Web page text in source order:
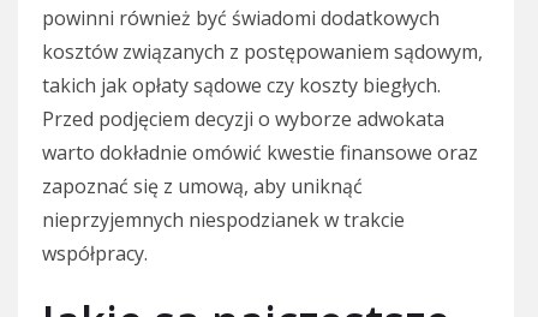
powinni również być świadomi dodatkowych
kosztów związanych z postępowaniem sądowym,
takich jak opłaty sądowe czy koszty biegłych.
Przed podjęciem decyzji o wyborze adwokata
warto dokładnie omówić kwestie finansowe oraz
zapoznać się z umową, aby uniknąć
nieprzyjemnych niespodzianek w trakcie
współpracy.